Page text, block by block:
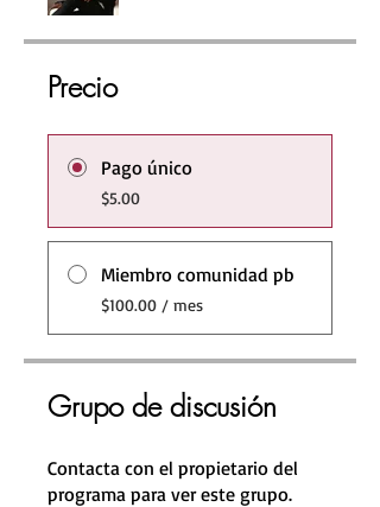
Precio
Pago único
$5.00
Miembro comunidad pb
$100.00 / mes
Grupo de discusión
Contacta con el propietario del
programa para ver este grupo.